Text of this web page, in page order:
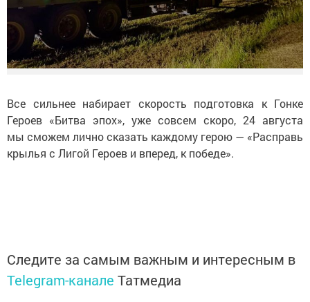
Все сильнее набирает скорость подготовка к Гонке
Героев «Битва эпох», уже совсем скоро, 24 августа
мы сможем лично сказать каждому герою — «Расправь
крылья с Лигой Героев и вперед, к победе».
Следите за самым важным и интересным в
Telegram-канале Татмедиа